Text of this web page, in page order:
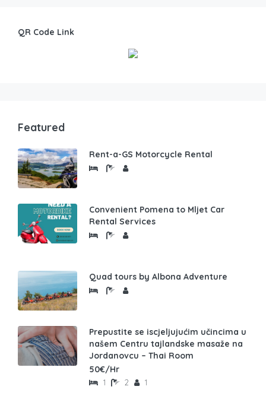
QR Code Link
Featured
Rent-a-GS Motorcycle Rental
Convenient Pomena to Mljet Car
Rental Services
Quad tours by Albona Adventure
Prepustite se iscjeljujućim učincima u
našem Centru tajlandske masaže na
Jordanovcu – Thai Room
50€/Hr
1 2 1